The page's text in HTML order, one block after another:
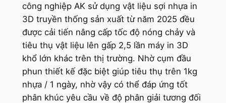
công nghiệp AK sử dụng vật liệu sợi nhựa in
3D truyền thống sản xuất từ năm 2025 đều
được cải tiến nâng cấp tốc độ nóng chảy và
tiêu thụ vật liệu lên gấp 2,5 lần máy in 3D
khổ lớn khác trên thị trường. Nhờ cụm đầu
phun thiết kế đặc biệt giúp tiêu thụ trên 1kg
nhựa / 1 ngày, nhờ vậy có thể đáp ứng tốt
phân khúc yêu cầu về độ phân giải tương đối